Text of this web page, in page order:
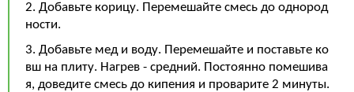
2. Добавьте корицу. Перемешайте смесь до однород
ности.
3. Добавьте мед и воду. Перемешайте и поставьте ко
вш на плиту. Нагрев - средний. Постоянно помешива
я, доведите смесь до кипения и проварите 2 минуты.